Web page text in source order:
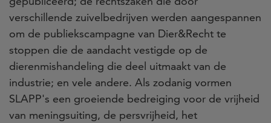
verschillende zuivelbedrijven werden aangespannen
om de publiekscampagne van Dier&Recht te
stoppen die de aandacht vestigde op de
dierenmishandeling die deel uitmaakt van de
industrie; en vele andere. Als zodanig vormen
SLAPP's een groeiende bedreiging voor de vrijheid
van meningsuiting, de persvrijheid, het